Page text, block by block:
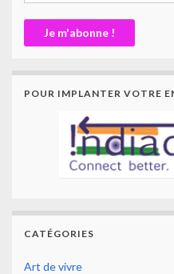
POUR IMPLANTER VOTRE
CATÉGORIES
Art de vivre